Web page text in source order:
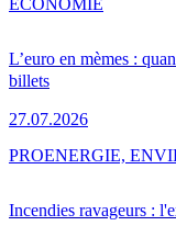
L’euro en mèmes :
billets
27.07.2026
ÉCONOMIE
Incendies ravageurs :
PROENERGIE,